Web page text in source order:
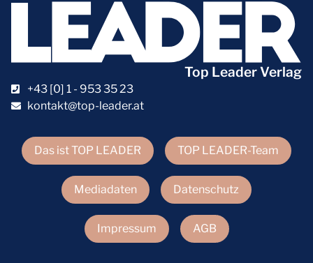
Das ist TOP LEADER TOP LEADER-Team
Mediadaten Datenschutz
Impressum AGB
Top Leader Verlag
+43 [0] 1 - 953 35 23
kontakt@top-leader.at